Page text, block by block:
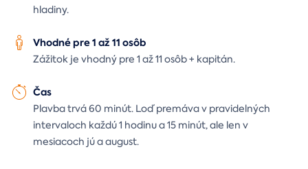
hladiny.
Vhodné pre 1 až 11 osôb
Zážitok je vhodný pre 1 až 11 osôb + kapitán.
Čas
Plavba trvá 60 minút. Loď premáva v pravidelných
intervaloch každú 1 hodinu a 15 minút, ale len v
mesiacoch jú a august.